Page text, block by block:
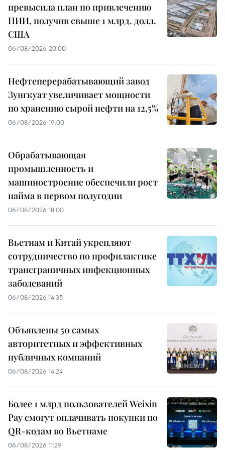
превысила план по привлечению
ПИИ, получив свыше 1 млрд. долл.
США
06/08/2026 20:00
Нефтеперерабатывающий завод
Зунгкуат увеличивает мощности
по хранению сырой нефти на 12,5%
06/08/2026 19:00
Обрабатывающая
промышленность и
машиностроение обеспечили рост
найма в первом полугодии
06/08/2026 18:00
Вьетнам и Китай укрепляют
сотрудничество по профилактике
трансграничных инфекционных
заболеваний
06/08/2026 14:35
Объявлены 50 самых
авторитетных и эффективных
публичных компаний
06/08/2026 14:24
Более 1 млрд пользователей Weixin
Pay смогут оплачивать покупки по
QR-кодам во Вьетнаме
06/08/2026 11:29